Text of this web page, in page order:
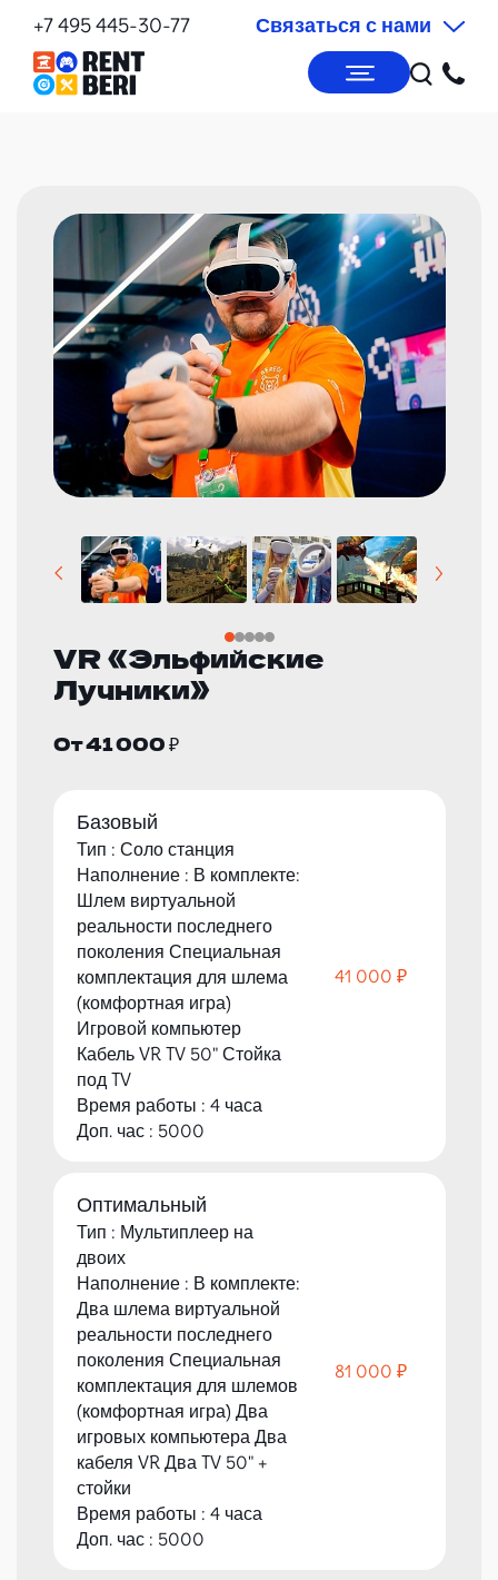
+7 495 445-30-77 Связаться с нами
VR «Эльфийские
Лучники»
От 41 000 ₽
Базовый
Тип : Соло станция
Наполнение : В комплекте:
Шлем виртуальной
реальности последнего
поколения Специальная
комплектация для шлема
(комфортная игра)
Игровой компьютер
Кабель VR TV 50" Стойка
под TV
Время работы : 4 часа
Доп. час : 5000
41 000 ₽
Оптимальный
Тип : Мультиплеер на
двоих
Наполнение : В комплекте:
Два шлема виртуальной
реальности последнего
поколения Специальная
комплектация для шлемов
(комфортная игра) Два
игровых компьютера Два
кабеля VR Два TV 50" +
стойки
Время работы : 4 часа
Доп. час : 5000
81 000 ₽